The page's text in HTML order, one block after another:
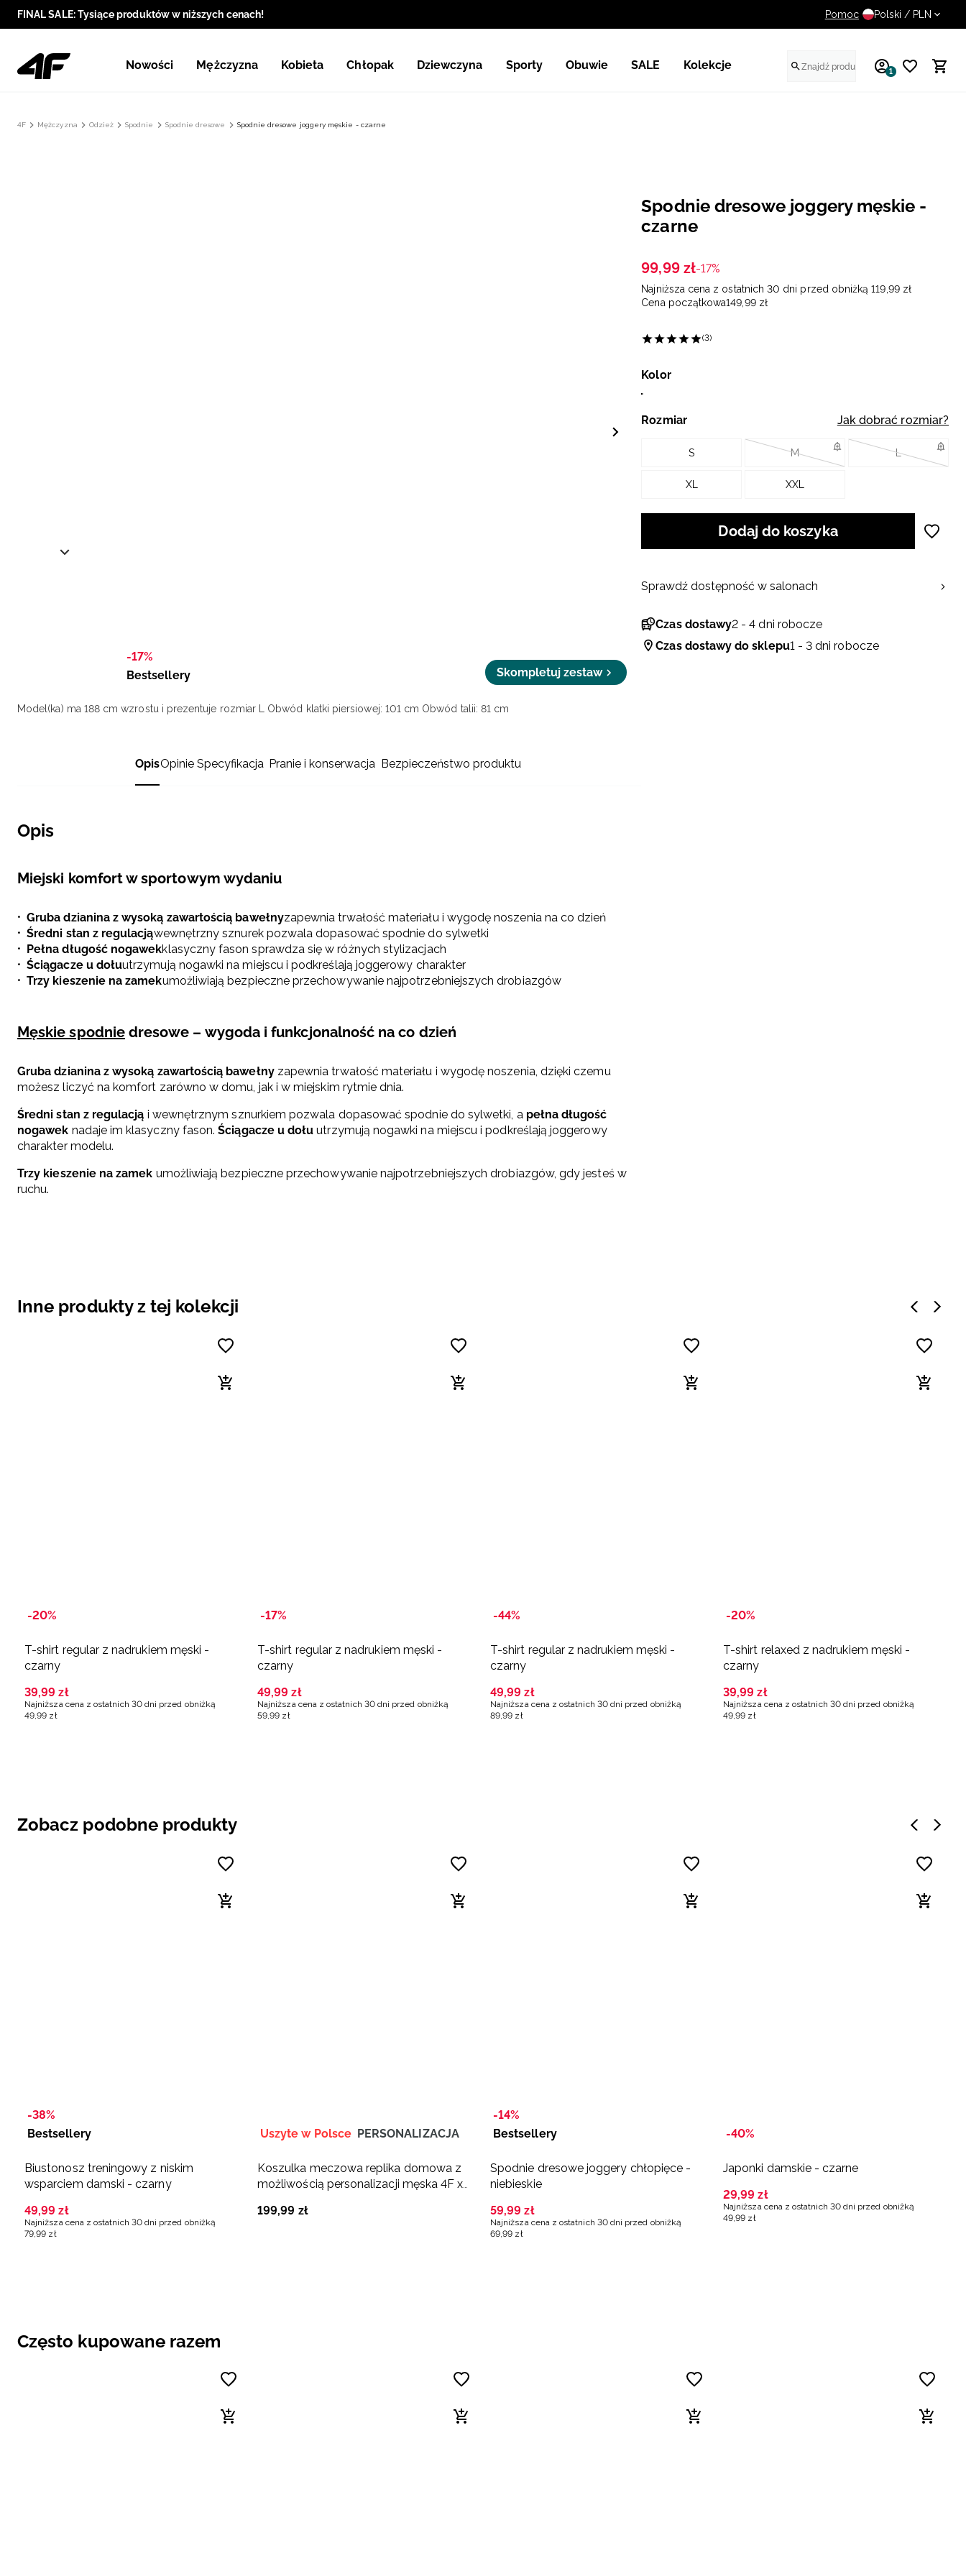
FINAL SALE: Tysiące produktów w niższych cenach! 14 dni na darmowy zwrot
Pomoc Polski / PLN
Nowości Mężczyzna Kobieta Chłopak Dziewczyna Sporty Obuwie SALE Kolekcje 1
4F Mężczyzna Odzież Spodnie Spodnie dresowe Spodnie dresowe joggery męskie - czarne
-17%
Bestsellery
Skompletuj zestaw
Model(ka) ma 188 cm wzrostu i prezentuje rozmiar L Obwód klatki piersiowej: 101 cm Obwód talii: 81 cm
OpisOpinie Specyfikacja Pranie i konserwacja Bezpieczeństwo produktu
Opis
Miejski komfort w sportowym wydaniu
Gruba dzianina z wysoką zawartością bawełnyzapewnia trwałość materiału i wygodę noszenia na co dzień
Średni stan z regulacjąwewnętrzny sznurek pozwala dopasować spodnie do sylwetki
Pełna długość nogawekklasyczny fason sprawdza się w różnych stylizacjach
Ściągacze u dołuutrzymują nogawki na miejscu i podkreślają joggerowy charakter
Trzy kieszenie na zamekumożliwiają bezpieczne przechowywanie najpotrzebniejszych drobiazgów
Męskie spodniedresowe – wygoda i funkcjonalność na co dzień
Gruba dzianina z wysoką zawartością bawełnyzapewnia trwałość materiału i wygodę noszenia, dzięki czemu
możesz liczyć na komfort zarówno w domu, jak i w miejskim rytmie dnia.
Średni stan z regulacją i wewnętrznym sznurkiem pozwala dopasować spodnie do sylwetki, a pełna długość
nogawek nadaje im klasyczny fason.Ściągacze u dołu utrzymują nogawki na miejscu i podkreślają joggerowy
charakter modelu.
Trzy kieszenie na zamek umożliwiają bezpieczne przechowywanie najpotrzebniejszych drobiazgów, gdy jesteś w
ruchu.
Spodnie dresowe joggery męskie -
czarne
99,99 zł-17%
Najniższa cena z ostatnich 30 dni przed obniżką 119 99 zł
Cena początkowa149 99 zł
(3)
Kolor
Rozmiar Jak dobrać rozmiar?
S M L
XL XXL
Dodaj do koszyka
Czas dostawy2 - 4 dni robocze
Czas dostawy do sklepu1 - 3 dni robocze
Sprawdź dostępność w salonach
Inne produkty z tej kolekcji
-20%
T-shirt regular z nadrukiem męski -
czarny
39,99 zł
Najniższa cena z ostatnich 30 dni przed obniżką
49,99 zł
-17%
T-shirt regular z nadrukiem męski -
czarny
49,99 zł
Najniższa cena z ostatnich 30 dni przed obniżką
59,99 zł
-44%
T-shirt regular z nadrukiem męski -
czarny
49,99 zł
Najniższa cena z ostatnich 30 dni przed obniżką
89,99 zł
-20%
T-shirt relaxed z nadrukiem męski -
czarny
39,99 zł
Najniższa cena z ostatnich 30 dni przed obniżką
49,99 zł
Zobacz podobne produkty
-38%
Bestsellery
Biustonosz treningowy z niskim
wsparciem damski - czarny
49,99 zł
Najniższa cena z ostatnich 30 dni przed obniżką
79 ,99 zł
Uszyte w Polsce PERSONALIZACJA
Koszulka meczowa replika domowa z
możliwością personalizacji męska 4F x
199,99 zł
-14%
Bestsellery
Spodnie dresowe joggery chłopięce -
niebieskie
59,99 zł
Najniższa cena z ostatnich 30 dni przed obniżką
69 ,99 zł
-40%
Japonki damskie - czarne
29,99 zł
Najniższa cena z ostatnich 30 dni przed obniżką
49 ,99 zł
Często kupowane razem